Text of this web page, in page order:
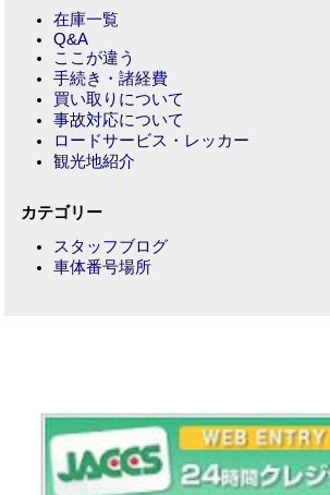
在庫一覧
Q&A
ここが違う
手続き・諸経費
買い取りについて
事故対応について
ロードサービス・レッカー
観光地紹介
カテゴリー
スタッフブログ
車体番号場所